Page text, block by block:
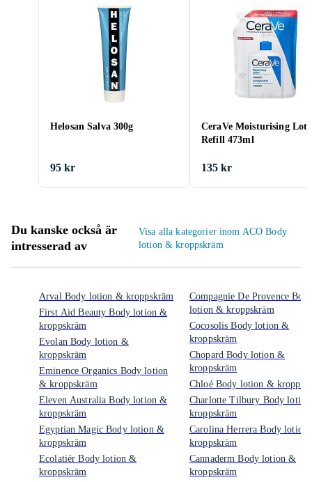
Helosan Salva 300g
95 kr
CeraVe Moisturising
Refill 473ml
135 kr
Du kanske också är
intresserad av
Visa alla kategorier inom ACO Body
lotion & kroppskräm
Arval Body lotion & kroppskräm
First Aid Beauty Body lotion &
kroppskräm
Evolan Body lotion &
kroppskräm
Eminence Organics Body lotion
& kroppskräm
Eleven Australia Body lotion &
kroppskräm
Egyptian Magic Body lotion &
kroppskräm
Ecolatiér Body lotion &
kroppskräm
Compagnie De Provence
lotion & kroppskräm
Cocosolis Body lotion &
kroppskräm
Chopard Body lotion &
kroppskräm
Chloé Body lotion &
Charlotte Tilbury Body
kroppskräm
Carolina Herrera Body lotion
kroppskräm
Cannaderm Body lotion &
kroppskräm